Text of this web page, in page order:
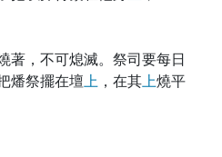
著，不可熄滅。祭司要每日
燔祭擺在壇上 ，在其上燒平